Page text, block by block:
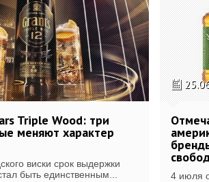
Triple Wood: три
меняют характер
виски срок выдержки
быть единственным...
4 июля